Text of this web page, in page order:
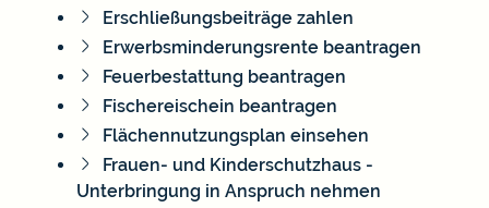
Erschließungsbeiträge zahlen
Erwerbsminderungsrente beantragen
Feuerbestattung beantragen
Fischereischein beantragen
Flächennutzungsplan einsehen
Frauen- und Kinderschutzhaus -
Unterbringung in Anspruch nehmen